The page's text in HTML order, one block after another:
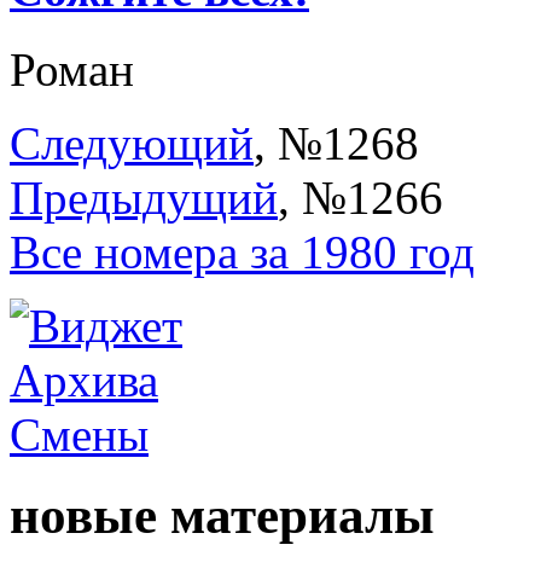
Роман
Следующий, №1268
Предыдущий, №1266
Все номера за 1980 год
новые материалы